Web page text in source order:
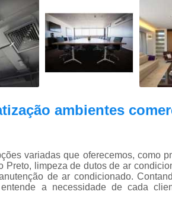
ambientes
variadas que oferecemos, como
Preto, limpeza de dutos de ar
de ar condicionado.
entende a necessidade de cada